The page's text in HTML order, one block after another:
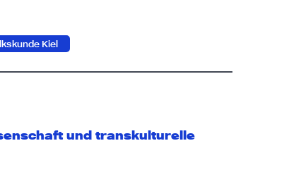
Kiel
und transkulturelle